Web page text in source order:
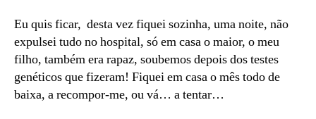
Eu quis ficar, desta vez fiquei sozinha, uma noite, não
expulsei tudo no hospital, só em casa o maior, o meu
filho, também era rapaz, soubemos depois dos testes
genéticos que fizeram! Fiquei em casa o mês todo de
baixa, a recompor-me, ou vá… a tentar…